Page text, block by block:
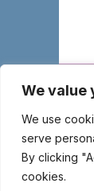
We value
We use
serve
By clicking
cookies.